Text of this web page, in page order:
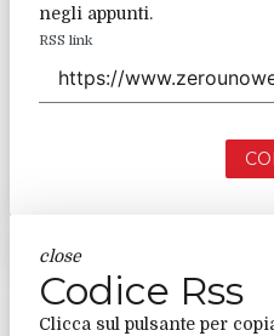
negli appunti.
RSS link
close
Codice Rss
Clicca sul pulsante per